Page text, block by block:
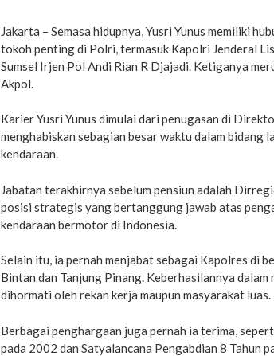
Jakarta – Semasa hidupnya, Yusri Yunus memiliki
tokoh penting di Polri, termasuk Kapolri Jenderal
Sumsel Irjen Pol Andi Rian R Djajadi. Ketiganya
Akpol.
Karier Yusri Yunus dimulai dari penugasan di
menghabiskan sebagian besar waktu dalam bidang
kendaraan.
Jabatan terakhirnya sebelum pensiun adalah
posisi strategis yang bertanggung jawab atas
kendaraan bermotor di Indonesia.
Selain itu, ia pernah menjabat sebagai Kapolres di
Bintan dan Tanjung Pinang. Keberhasilannya dalam
dihormati oleh rekan kerja maupun masyarakat luas.
Berbagai penghargaan juga pernah ia terima,
pada 2002 dan Satyalancana Pengabdian 8 Tahun